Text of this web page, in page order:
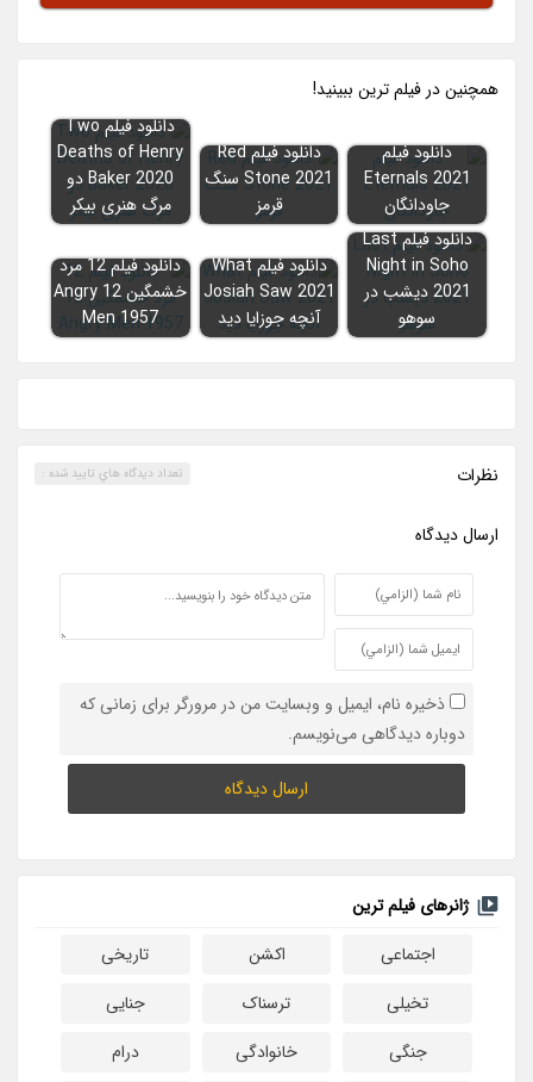
همچنين در فيلم ترين ببينيد!
دانلود فیلم
Eternals 2021
جاودانگان
دانلود فیلم Red
Stone 2021 سنگ
قرمز
دانلود فیلم Two
Deaths of Henry
Baker 2020 دو
مرگ هنری بیکر
دانلود فیلم Last
Night in Soho
2021 دیشب در
سوهو
دانلود فیلم What
Josiah Saw 2021
آنچه جوزایا دید
دانلود فیلم 12 مرد
خشمگین 12 Angry
Men 1957
نظرات تعداد ديدگاه هاي تاييد شده :
ارسال ديدگاه
ذخیره نام، ایمیل و وبسایت من در مرورگر برای زمانی که
دوباره دیدگاهی می‌نویسم.
ژانرهای فیلم ترین
اجتماعی
اکشن
تاریخی
تخیلی
ترسناک
جنایی
جنگی
خانوادگی
درام